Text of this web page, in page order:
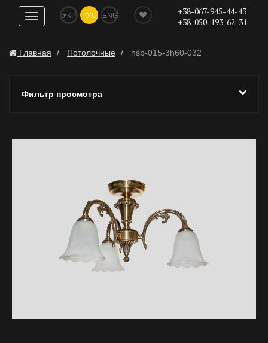
Показать
навигацию
УКР РУС ENG
+38-067-945-44-43
+38-050-193-62-31
Главная Потолочные nsb-015-3h60-032
Фильтр просмотра